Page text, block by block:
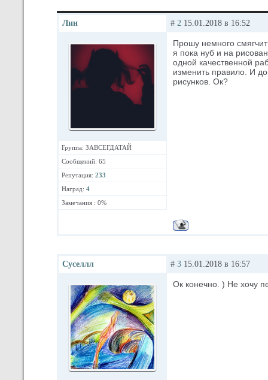
Лин
Группа: ЗАВСЕГДАТАЙ
Сообщений: 65
Репутация: 233
Наград: 4
Замечания : 0%
# 2 15.01.2018 в 16:52
Прошу немного
я пока нуб и на
одной качественной
изменить правило. И
рисунков. Ок?
Суселлл # 3 15.01.2018 в 16:57
Ок конечно. ) Не хочу